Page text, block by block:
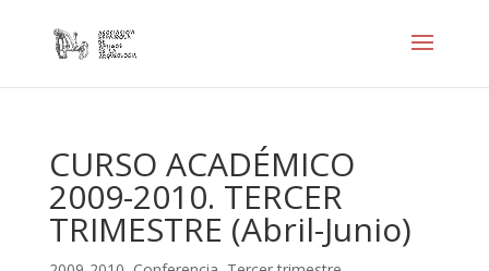
CURSO ACADÉMICO
2009-2010. TERCER
TRIMESTRE (Abril-Junio)